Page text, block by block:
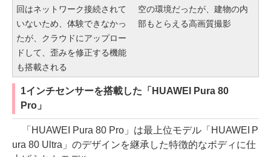
回はネットワーク接続されて
いないため、体験できなかっ
たが、クラウドにアップロー
ドして、歪みを修正する機能
も搭載される
空の環境だったが、建物の内
部もとらえる高画質撮影
1インチセンサーを搭載した「HUAWEI Pura 80
Pro」
「HUAWEI Pura 80 Pro」は最上位モデル「HUAWEI P
ura 80 Ultra」のデザインを継承した特徴的なボディに仕